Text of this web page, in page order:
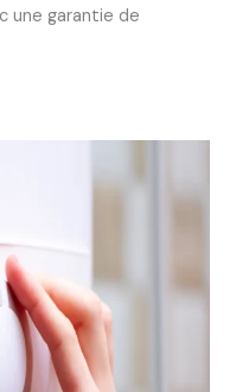
une garantie de